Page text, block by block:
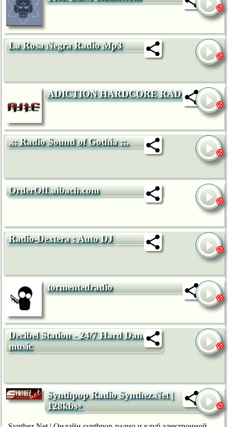
La Rosa Negra Radio Mp3
ADICTION HARDCORE RADIO
.:: Radio Sound of Gothia ::.
OrderOfLaibach.com
Radio-Dextera : Auto DJ
tormentedradio
Decibel Station - 24/7 Hard Dance
music
Synthpop Radio Synthez.Net |
128kbs+